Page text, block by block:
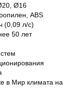
Ø16
ABS
(0,09 л/с)
50 лет
в Мир климата на